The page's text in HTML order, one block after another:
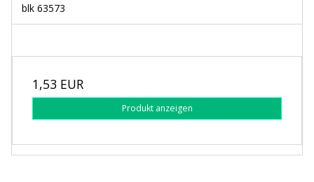
blk 63573
1,53 EUR
Produkt anzeigen